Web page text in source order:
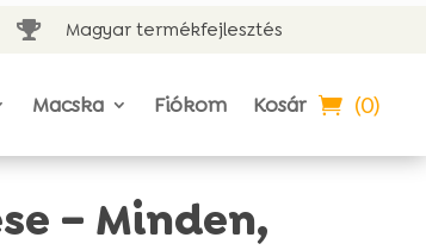
 Magyar termékfejlesztés
Macska Fiókom Kosár (0)
– Minden,